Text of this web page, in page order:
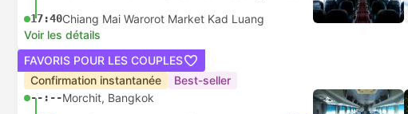
17:40Chiang Mai Warorot Market Kad Luang
Voir les détails
FAVORIS POUR LES COUPLES
Confirmation instantanée
Best-seller
--:--Morchit, Bangkok